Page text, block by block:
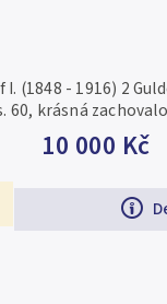
10 000 Kč
(1848 - 1916) 2
60, krásná
hranky